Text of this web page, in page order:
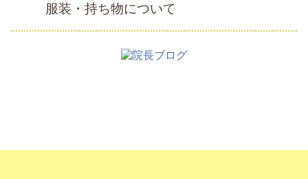
服装・持ち物について